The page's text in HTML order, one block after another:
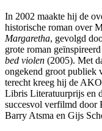
In 2002 maakte hij de
historische roman over
Margaretha, gevolgd
grote roman
bed violen (2005). Met
ongekend groot publiek
terecht kreeg hij de
Libris Literatuurprijs en
succesvol verfilmd door
Barry Atsma en Gijs